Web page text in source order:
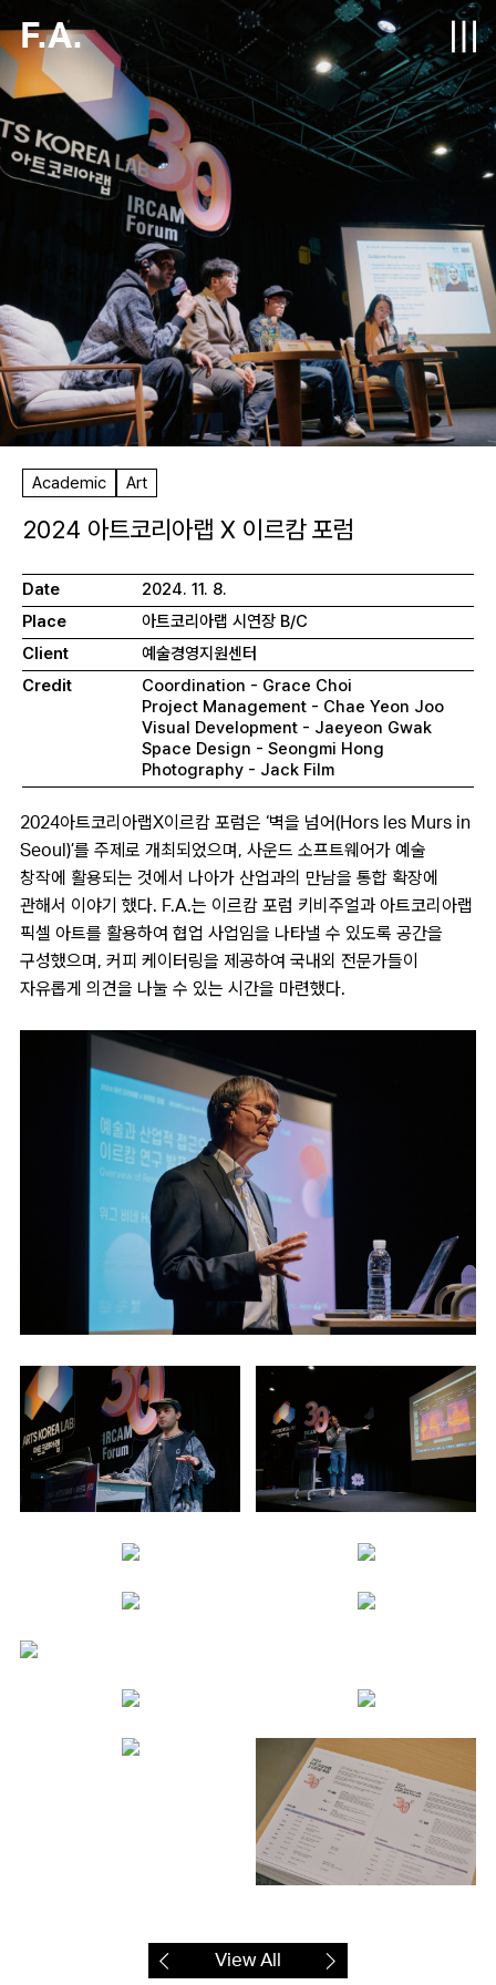
F.A.
Academic Art
2024 아트코리아랩 X 이르캄 포럼
Date
2024. 11. 8.
Place
아트코리아랩 시연장 B/C
Client
예술경영지원센터
Credit
Coordination - Grace Choi
Project Management - Chae Yeon Joo
Visual Development - Jaeyeon Gwak
Space Design - Seongmi Hong
Photography - Jack Film
2024아트코리아랩X이르캄 포럼은 ‘벽을 넘어(Hors les Murs in
Seoul)’를 주제로 개최되었으며 , 사운드 소프트웨어가 예술
창작에 활용되는 것에서 나아가 산업과의 만남을 통합 확장에
관해서 이야기 했다. F.A.는 이르캄 포럼 키비주얼과 아트코리아랩
픽셀 아트를 활용하여 협업 사업임을 나타낼 수 있도록 공간을
구성했으며 , 커피 케이터링을 제공하여 국내외 전문가들이
자유롭게 의견을 나눌 수 있는 시간을 마련했다.
View All